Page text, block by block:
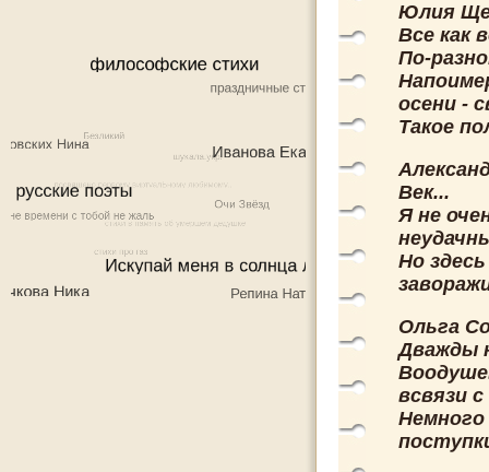
Юлия
Все как
По-
осени -
Такое
Век...
Я не
Но
Ольга
Дважды
всвязи